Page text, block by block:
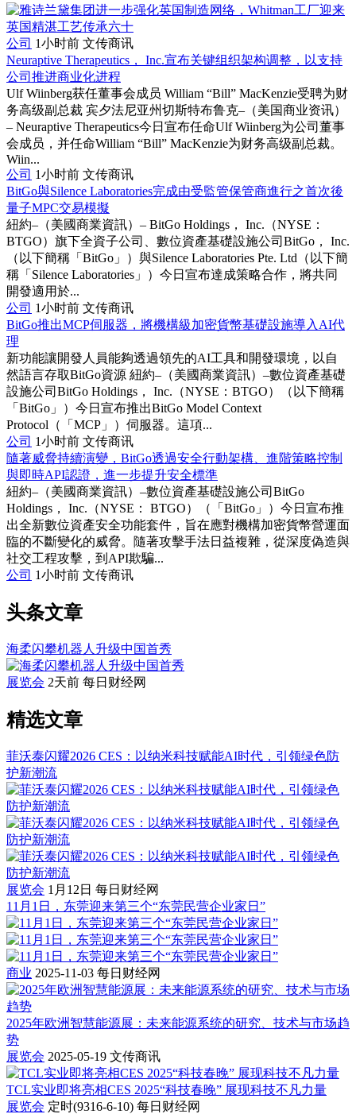
公司 1小时前 文传商讯
Neuraptive Therapeutics， Inc.宣布关键组织架构调整，以支持
公司推进商业化进程
Ulf Wiinberg获任董事会成员 William “Bill” MacKenzie受聘为财
务高级副总裁 宾夕法尼亚州切斯特布鲁克–（美国商业资讯）
– Neuraptive Therapeutics今日宣布任命Ulf Wiinberg为公司董事
会成员，并任命William “Bill” MacKenzie为财务高级副总裁。
Wiin...
公司 1小时前 文传商讯
BitGo與Silence Laboratories完成由受監管保管商進行之首次後
量子MPC交易模擬
紐約–（美國商業資訊）– BitGo Holdings， Inc.（NYSE：
BTGO）旗下全資子公司、數位資產基礎設施公司BitGo， Inc.
（以下簡稱「BitGo」）與Silence Laboratories Pte. Ltd（以下簡
稱「Silence Laboratories」）今日宣布達成策略合作，將共同
開發適用於...
公司 1小时前 文传商讯
BitGo推出MCP伺服器，將機構級加密貨幣基礎設施導入AI代
理
新功能讓開發人員能夠透過領先的AI工具和開發環境，以自
然語言存取BitGo資源 紐約–（美國商業資訊）–數位資產基礎
設施公司BitGo Holdings， Inc.（NYSE：BTGO）（以下簡稱
「BitGo」）今日宣布推出BitGo Model Context
Protocol（「MCP」）伺服器。這項...
公司 1小时前 文传商讯
隨著威脅持續演變，BitGo透過安全行動架構、進階策略控制
與即時API認證，進一步提升安全標準
紐約–（美國商業資訊）–數位資產基礎設施公司BitGo
Holdings， Inc.（NYSE： BTGO）（「BitGo」）今日宣布推
出全新數位資產安全功能套件，旨在應對機構加密貨幣營運面
臨的不斷變化的威脅。隨著攻擊手法日益複雜，從深度偽造與
社交工程攻擊，到API欺騙...
公司 1小时前 文传商讯
头条文章
海柔闪攀机器人升级中国首秀
展览会 2天前 每日财经网
精选文章
菲沃泰闪耀2026 CES：以纳米科技赋能AI时代，引领绿色防
护新潮流
展览会 1月12日 每日财经网
11月1日，东莞迎来第三个“东莞民营企业家日”
商业 2025-11-03 每日财经网
2025年欧洲智慧能源展：未来能源系统的研究、技术与市场趋
势
展览会 2025-05-19 文传商讯
TCL实业即将亮相CES 2025“科技春晚” 展现科技不凡力量
展览会 定时(9316-6-10) 每日财经网